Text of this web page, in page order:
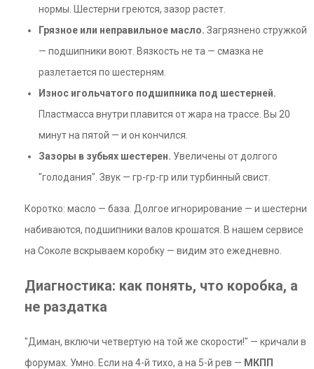
нормы. Шестерни греются, зазор растет.
Грязное или неправильное масло. Загрязнено стружкой
— подшипники воют. Вязкость не та — смазка не
разлетается по шестерням.
Износ игольчатого подшипника под шестерней.
Пластмасса внутри плавится от жара на трассе. Вы 20
минут на пятой — и он кончился.
Зазоры в зубьях шестерен. Увеличены от долгого
"голодания". Звук — гр-гр-гр или турбинный свист.
Коротко: масло — база. Долгое игнорирование — и шестерни
набиваются, подшипники валов крошатся. В нашем сервисе
на Соколе вскрываем коробку — видим это ежедневно.
Диагностика: как понять, что коробка, а
не раздатка
"Диман, включи четвертую на той же скорости!" — кричали в
форумах. Умно. Если на 4-й тихо, а на 5-й рев — МКПП